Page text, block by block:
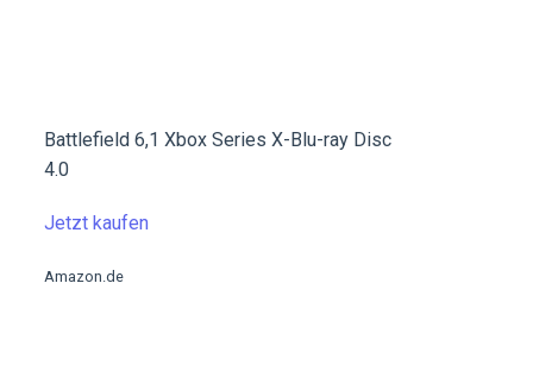
Battlefield 6,1 Xbox Series X-Blu-ray Disc
4.0
Jetzt kaufen
Amazon.de